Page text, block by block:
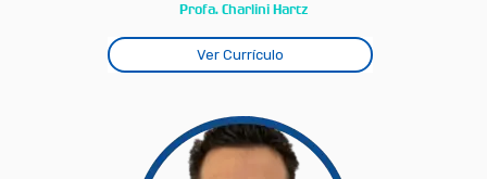
Profa. Charlini Hartz
Ver Currículo